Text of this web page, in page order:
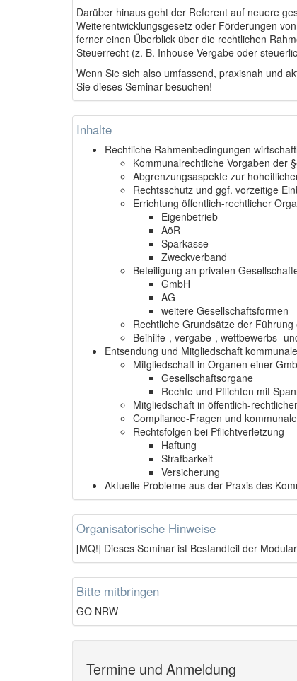
Darüber hinaus geht der Referent auf neuere
Weiterentwicklungsgesetz oder Förderungen
ferner einen Überblick über die rechtlichen
Steuerrecht (z. B. Inhouse-Vergabe oder
Wenn Sie sich also umfassend, praxisnah und
Sie dieses Seminar besuchen!
Inhalte
Rechtliche Rahmenbedingungen
Kommunalrechtliche Vorgaben der
Abgrenzungsaspekte zur
Rechtsschutz und ggf. vorzeitige
Errichtung öffentlich-rechtlicher
Eigenbetrieb
AöR
Sparkasse
Zweckverband
Beteiligung an privaten
GmbH
AG
weitere Gesellschaftsformen
Rechtliche Grundsätze der
Beihilfe-, vergabe-, wettbewerbs-
Entsendung und Mitgliedschaft
Mitgliedschaft in Organen einer
Gesellschaftsorgane
Rechte und Pflichten mit
Mitgliedschaft in öffentlich-
Compliance-Fragen und
Rechtsfolgen bei Pflichtverletzung
Haftung
Strafbarkeit
Versicherung
Aktuelle Probleme aus der Praxis des
Organisatorische Hinweise
[MQ!] Dieses Seminar ist Bestandteil der
Bitte mitbringen
GO NRW
Termine und Anmeldung